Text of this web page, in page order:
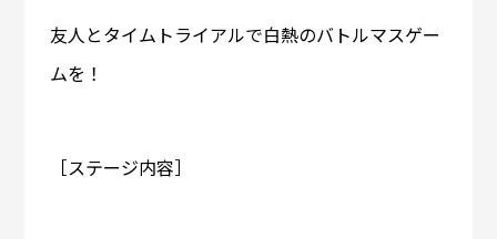
友人とタイムトライアルで白熱のバトルマスゲー
ムを！
［ステージ内容］